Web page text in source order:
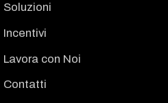
Soluzioni
Incentivi
Lavora con Noi
Contatti